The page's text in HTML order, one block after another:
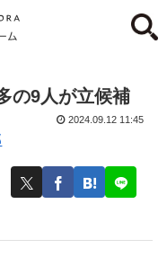
の9人が立候補
2024.09.12 11:45